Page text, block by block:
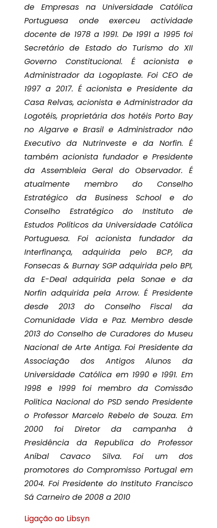
de Empresas na Universidade Católica
Portuguesa onde exerceu actividade
docente de 1978 a 1991. De 1991 a 1995 foi
Secretário de Estado do Turismo do XII
Governo Constitucional. É acionista e
Administrador da Logoplaste. Foi CEO de
1997 a 2017. É acionista e Presidente da
Casa Relvas, acionista e Administrador da
Logotéis, proprietária dos hotéis Porto Bay
no Algarve e Brasil e Administrador não
Executivo da Nutrinveste e da Norfin. É
também acionista fundador e Presidente
da Assembleia Geral do Observador. É
atualmente membro do Conselho
Estratégico da Business School e do
Conselho Estratégico do Instituto de
Estudos Políticos da Universidade Católica
Portuguesa. Foi acionista fundador da
Interfinança, adquirida pelo BCP, da
Fonsecas & Burnay SGP adquirida pelo BPI,
da E-Deal adquirida pela Sonae e da
Norfin adquirida pela Arrow. É Presidente
desde 2013 do Conselho Fiscal da
Comunidade Vida e Paz. Membro desde
2013 do Conselho de Curadores do Museu
Nacional de Arte Antiga. Foi Presidente da
Associação dos Antigos Alunos da
Universidade Católica em 1990 e 1991. Em
1998 e 1999 foi membro da Comissão
Politica Nacional do PSD sendo Presidente
o Professor Marcelo Rebelo de Souza. Em
2000 foi Diretor da campanha à
Presidência da Republica do Professor
Aníbal Cavaco Silva. Foi um dos
promotores do Compromisso Portugal em
2004. Foi Presidente do Instituto Francisco
Sá Carneiro de 2008 a 2010
Ligação ao Libsyn